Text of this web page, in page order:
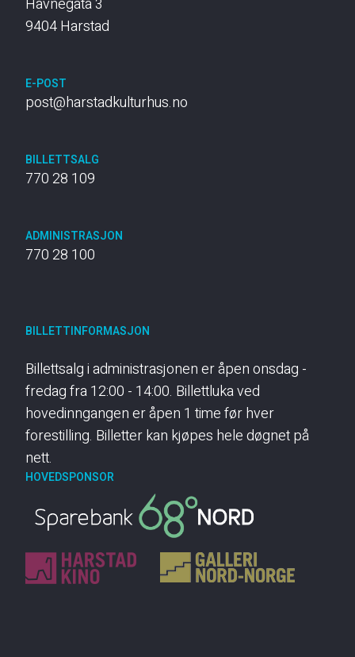
9404 Harstad
E-POST
post@harstadkulturhus.no
BILLETTSALG
770 28 109
ADMINISTRASJON
770 28 100
BILLETTINFORMASJON
Billettsalg i administrasjonen er åpen onsdag -
fredag fra 12:00 - 14:00. Billettluka ved
hovedinngangen er åpen 1 time før hver
forestilling. Billetter kan kjøpes hele døgnet på
nett.
HOVEDSPONSOR